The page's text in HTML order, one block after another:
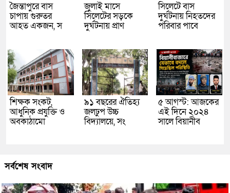
জৈন্তাপুরে বাস
চাপায় গুরুতর
আহত একজন, স
জুলাই মাসে
সিলেটের সড়কে
দুর্ঘটনায় প্রাণ
সিলেটে বাস
দুর্ঘটনায় নিহতদের
পরিবার পাবে
শিক্ষক সংকট,
আধুনিক প্রযুক্তি ও
অবকাঠামো
৯১ বছরের ঐতিহ্য
জলঢুপ উচ্চ
বিদ্যালয়ে, সং
৫ আগস্ট: আজকের
এই দিনে ২০২৪
সালে বিয়ানীব
সর্বশেষ সংবাদ